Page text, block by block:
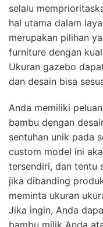
selalu
hal utama dalam
merupakan pilihan
furniture dengan
Ukuran gazebo
dan desain bisa
Anda memiliki
bambu dengan
sentuhan unik pada
custom model ini
tersendiri, dan tentu
jika dibanding
meminta ukuran
Jika ingin, Anda
bambu milik Anda